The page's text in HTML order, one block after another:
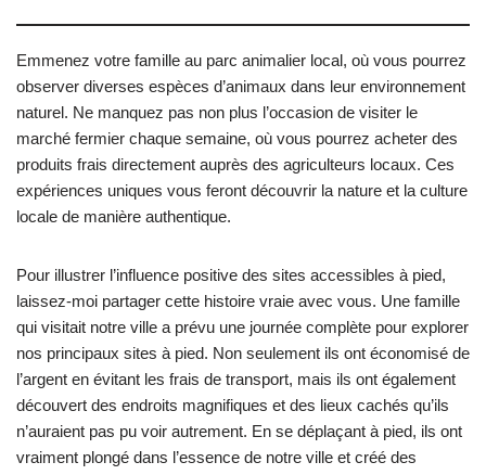
Emmenez votre famille au parc animalier local, où vous pourrez
observer diverses espèces d’animaux dans leur environnement
naturel. Ne manquez pas non plus l’occasion de visiter le
marché fermier chaque semaine, où vous pourrez acheter des
produits frais directement auprès des agriculteurs locaux. Ces
expériences uniques vous feront découvrir la nature et la culture
locale de manière authentique.
Pour illustrer l’influence positive des sites accessibles à pied,
laissez-moi partager cette histoire vraie avec vous. Une famille
qui visitait notre ville a prévu une journée complète pour explorer
nos principaux sites à pied. Non seulement ils ont économisé de
l’argent en évitant les frais de transport, mais ils ont également
découvert des endroits magnifiques et des lieux cachés qu’ils
n’auraient pas pu voir autrement. En se déplaçant à pied, ils ont
vraiment plongé dans l’essence de notre ville et créé des